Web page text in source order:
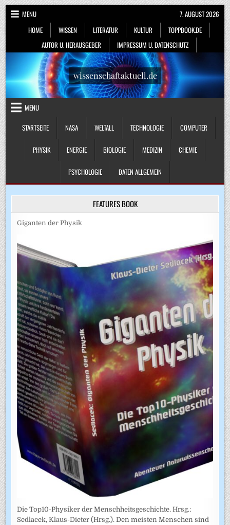
Skip
to
content
MENU
HOME
WISSEN LITERATUR KULTUR
TOPPBOOK.DE
AUTOR U. HERAUSGEBER
IMPRESSUM U. DATENSCHUTZ
7. AUGUST 2026
wissenschaftaktuell.de
MENU
STARTSEITE
NASA WELTALL TECHNOLOGIE COMPUTER
PHYSIK ENERGIE BIOLOGIE MEDIZIN CHEMIE
PSYCHOLOGIE DATEN ALLGEMEIN
FEATURES BOOK
Giganten der Physik
Die Top10-Physiker der Menschheitsgeschichte. Hrsg.:
Sedlacek, Klaus-Dieter (Hrsg.). Den meisten Menschen sind